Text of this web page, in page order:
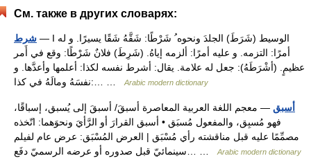
См. также в других словарях:
شرط — I الوسيط (شَرَطَ) الجلدَ ونحوه ُ شَرْطًا: شَقَّهُ شَقًا يسيرًا. و له
أمرًا: التزمه. و عليه أمرًا: ألزمه إياهُ. (شَرِطَ) فلانٌ شَرْطًا: وقع في أَمر
عظيمٍ. (أشْرَطَهُ): جعل له علامة. يقال: أشرط نفسه لكذا: أعلمها وأعدَّها. و
نفسَهُ ومالَهُ في كذا:… …
Arabic modern dictionary
أسبق — معجم اللغة العربية المعاصرة أسبقَ/ أسبقَ إلى يُسبق، إسباقًا،
فهو مُسبِق، والمفعول مُسبَق • أسبق القرارَ أو الرَّأيَ ونحوَهما: اتّخذه
مصمِّمًا عليه قبل مناقشته رأي مُسْبَق | العرض المُسْبَق: عرض عام لفيلم
Arabic modern dictionary